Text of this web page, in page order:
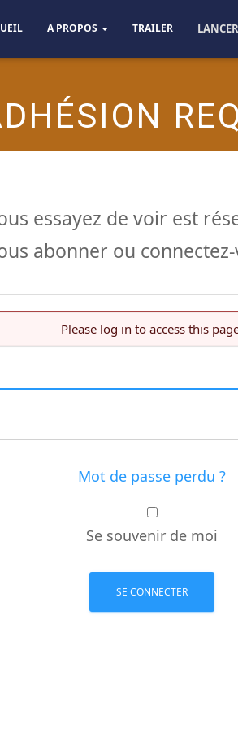
A PROPOS TRAILER
essayez de voir est
abonner ou
Please log in to access this
Mot de passe perdu ?
Se souvenir de moi